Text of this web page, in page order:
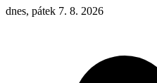
dnes, pátek 7. 8. 2026